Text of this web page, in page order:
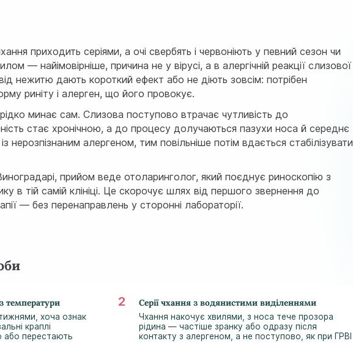
приходить серіями, а очі свербять і червоніють у певний сезон чи
— найімовірніше, причина не у вірусі, а в алергічній реакції слизової
нежитю дають короткий ефект або не діють зовсім: потрібен
риніту і алерген, що його провокує.
рідко минає сам. Слизова поступово втрачає чутливість до
стає хронічною, а до процесу долучаються пазухи носа й середнє
алергеном, тим повільніше потім вдається стабілізувати
прийом веде отоларинголог, який поєднує риноскопію з
в тій самій клініці. Це скорочує шлях від першого звернення до
— без перенаправлень у сторонні лабораторії.
температури
хоча ознак
краплі
або перестають
Серії чхання з водянистими виділеннями
Чхання накочує хвилями, з носа тече прозора
рідина — частіше зранку або одразу після
контакту з алергеном, а не поступово, як при ГРВІ